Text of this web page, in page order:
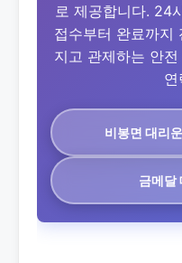
로 제공합니다. 24
접수부터 완료까지
지고 관제하는 안
연
비봉면 대리
금메달